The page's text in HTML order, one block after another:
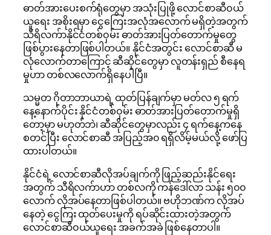
ဓာတ်အားပေးစက်ရုံတွေမှာ အသုံးပြုဖို့ လောင်စာဆီ၀ယ်
ယူရေး အစိုးရမှာ ငွေကြေးအလုံအလောက် မရှိတဲ့အတွက်
သီရိလက်ာနိုင်ငံတစ်၀ှမ်း ဓာတ်အားပြတ်တောက်မှုတွေ
ဖြစ်ပွားနေတာဖြစ်ပါတယ်။ နိုင်ငံအတွင်း လောင်စာဆီ မ
လုံလောက်တာကြောင့် ဆီဆိုင်တွေမှာ လူတန်းရှည် စီနေရ
မှုဟာ တစ်လလောက်ရှိနေပါပြီ။
သမ္မတ ဂိုတာဘာယာရဲ့ ထုတ်ပြန်ချက်မှာ မတ်လ ၅ ရက်
နေ့နောက်ပိုင်း နိုင်ငံတစ်၀ှမ်း ဓာတ်အားပြတ်တောက်မှုရှိ
တော့မှာ မဟုတ်ဘဲ၊ ဆီဆိုင်တွေမှာလည်း ၄ ရက်နေ့ကနေ
စတင်ပြီး လောင်စာဆီ အပြည့်အ၀ ရရှိလိမ့်မယ်လို့ ဖော်ပြ
ထားပါတယ်။
နိုင်ငံရဲ့ လောင်စာဆီလိုအပ်ချက်ကို ဖြည့်ဆည်းနိုင်ရေး
အတွက် သီရိလက်ာဟာ တစ်လကို ကန်ဒေါ်လာ သန်း ၅၀၀
လောက် လိုအပ်နေတာဖြစ်ပါတယ်။ ဗဟိုဘဏ်က လိုအပ်
နေတဲ့ ငွေကြး ထုတ်ပေးမှုကို ရပ်ဆိုင်းထားတဲ့အတွက်
လောင်စာဆီ၀ယ်ယူရေး အခက်အခဲ ဖြစ်နေတာပါ။